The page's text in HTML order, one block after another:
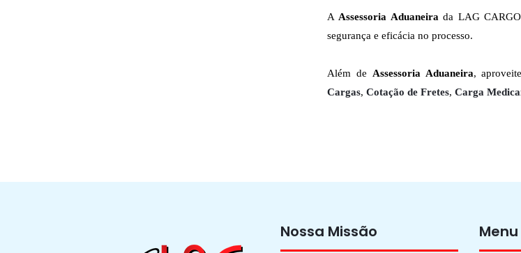
A Assessoria Aduaneira da LAG
segurança e eficácia no processo.
Além de Assessoria Aduaneira,
Cargas, Cotação de Fretes, Carga
Nossa Missão Menu